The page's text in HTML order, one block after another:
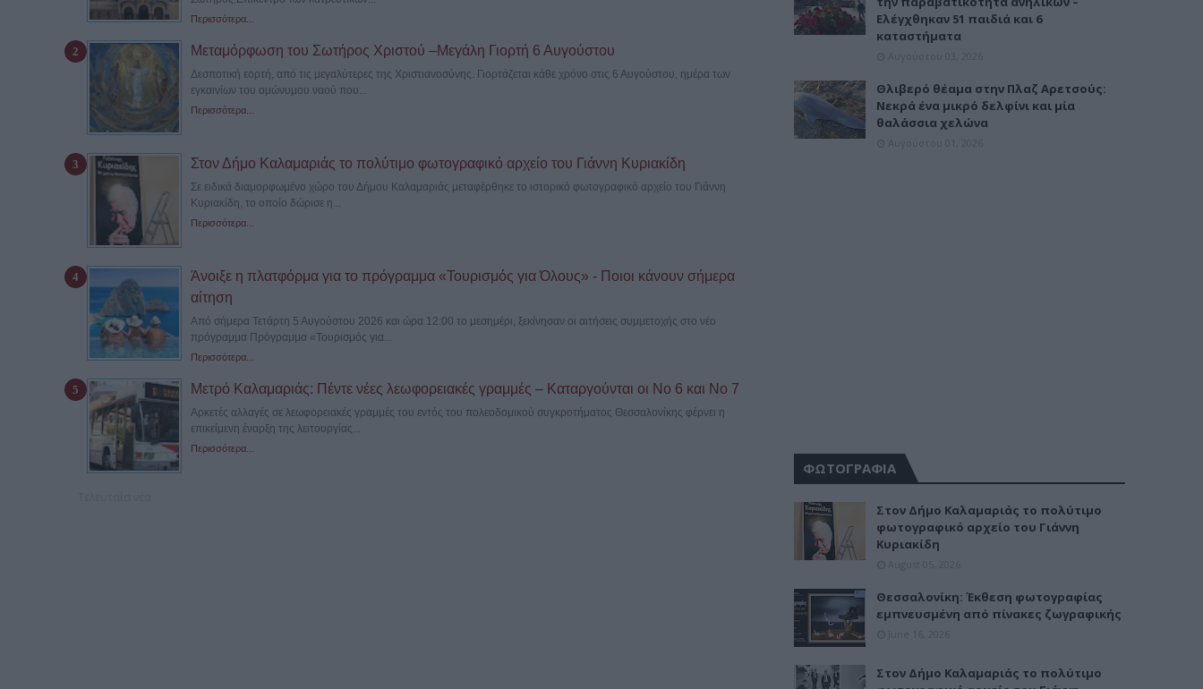
Περισσότερα...
Μεταμόρφωση του Σωτήρος Χριστού –Μεγάλη Γιορτή 6 Αυγούστου
Δεσποτική εορτή, από τις μεγαλύτερες της Χριστιανοσύνης. Γιορτάζεται κάθε χρόνο στις 6 Αυγούστου, ημέρα των
εγκαινίων του ομώνυμου ναού που...
Περισσότερα...
Στον Δήμο Καλαμαριάς το πολύτιμο φωτογραφικό αρχείο του Γιάννη Κυριακίδη
Σε ειδικά διαμορφωμένο χώρο του Δήμου Καλαμαριάς μεταφέρθηκε το ιστορικό φωτογραφικό αρχείο του Γιάννη
Κυριακίδη, το οποίο δώρισε η...
Περισσότερα...
Άνοιξε η πλατφόρμα για το πρόγραμμα «Τουρισμός για Όλους» - Ποιοι κάνουν σήμερα
αίτηση
Από σήμερα Τετάρτη 5 Αυγούστου 2026 και ώρα 12:00 το μεσημέρι, ξεκίνησαν οι αιτήσεις συμμετοχής στο νέο
πρόγραμμα Πρόγραμμα «Τουρισμός για...
Περισσότερα...
Μετρό Καλαμαριάς: Πέντε νέες λεωφορειακές γραμμές – Καταργούνται οι Νο 6 και Νο 7
Αρκετές αλλαγές σε λεωφορειακές γραμμές του εντός του πολεοδομικού συγκροτήματος Θεσσαλονίκης φέρνει η
επικείμενη έναρξη της λειτουργίας...
Περισσότερα...
Ελέγχθηκαν 51 παιδιά και 6
καταστήματα
Θλιβερό θέαμα στην Πλαζ Αρετσούς:
Νεκρά ένα μικρό δελφίνι και μία
θαλάσσια χελώνα
ΦΩΤΟΓΡΑΦΙΑ
Στον Δήμο Καλαμαριάς το πολύτιμο
φωτογραφικό αρχείο του Γιάννη
Κυριακίδη
Θεσσαλονίκη: Έκθεση φωτογραφίας
εμπνευσμένη από πίνακες ζωγραφικής
Στον Δήμο Καλαμαριάς το πολύτιμο